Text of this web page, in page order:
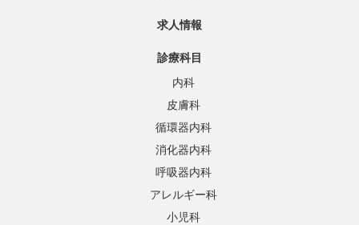
求人情報
診療科目
内科
皮膚科
循環器内科
消化器内科
呼吸器内科
アレルギー科
小児科